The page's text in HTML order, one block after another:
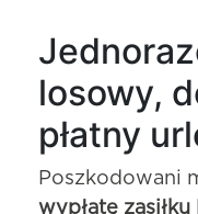
losowy,
płatny
Poszkodowani
wypłatę